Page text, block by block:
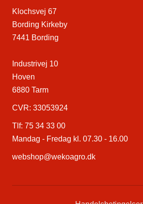
Klochsvej 67
Bording Kirkeby
7441 Bording
Industrivej 10
Hoven
6880 Tarm
CVR: 33053924
Tlf: 75 34 33 00
Mandag - Fredag kl. 07.30 - 16.00
webshop@wekoagro.dk